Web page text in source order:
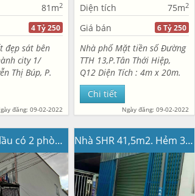
81m2
4 Tỷ 250
đẹp sát bên
city 1/
Thị Búp, P.
Diện Tích :
nhận đủ
nhựa trước
đăng: 09-02-2022
Diện tích
75m2
Giá bán 6 Tỷ 250
Nhà phố Mặt tiền số Đường
TTH 13,P.Tân Thới Hiệp,
Q12 Diện Tích : 4m x 20m.
Cn 74m2. Đúc 3 lầu kiên cố.
Gồm 4PN, 5WC, 1 phòng
thờ, 2 sân thượng trước
nhựa...
Chi tiết
Ngày đăng: 09-02-2022
Nhà SHR 1 lầu có 2 phòng trọ. 4,5m x 18m. Đường TTH21 Nhà SHR 41,5m2. Hẻm 3m Đường TCH03.07